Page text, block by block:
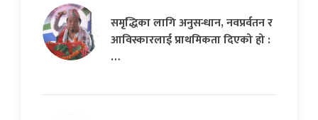
समृद्धिका लागि अनुसन्धान, नवप्रर्वतन र
आविस्कारलाई प्राथमिकता दिएको हो :
…